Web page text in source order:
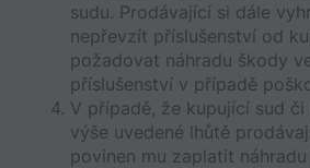
sudu. Prodávající si dále
nepřevzít příslušenství od
požadovat náhradu škody
příslušenství v případě
V případě, že kupující sud
výše uvedené lhůtě
povinen mu zaplatit